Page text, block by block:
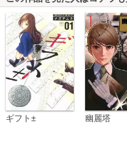
ギフト± 幽麗塔